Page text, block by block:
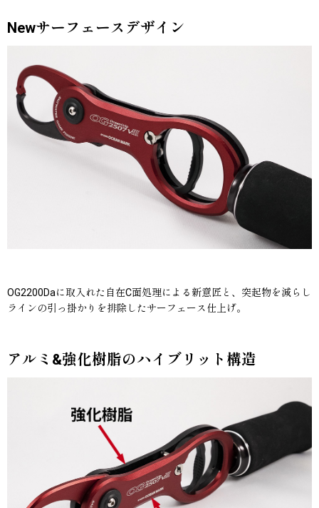
Newサーフェースデザイン
OG2200Daに取入れた自在C面処理による新意匠と、突起物を減らし
ラインの引っ掛かりを排除したサーフェース仕上げ。
アルミ&強化樹脂のハイブリット構造